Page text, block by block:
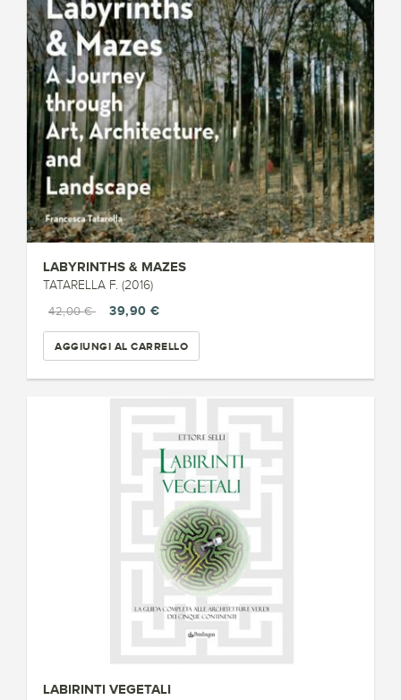
LABYRINTHS & MAZES
TATARELLA F. (2016)
42,00 €
39,90 €
AGGIUNGI AL CARRELLO
LABIRINTI VEGETALI